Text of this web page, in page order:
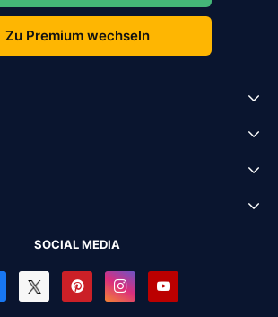
Zu Premium wechseln
SOCIAL MEDIA